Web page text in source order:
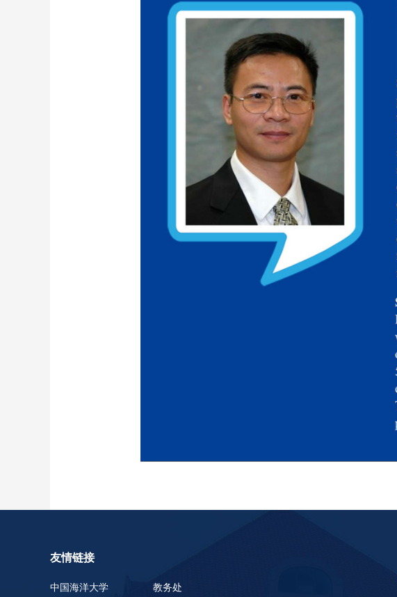
友情链接
中国海洋大学 教务处